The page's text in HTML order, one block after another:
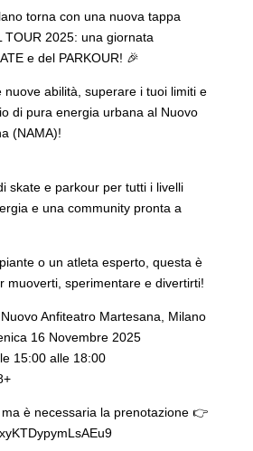
torna con una nuova tappa
TOUR 2025: una giornata
e del PARKOUR! 🎉
nuove abilità, superare i tuoi limiti e
di pura energia urbana al Nuovo
(NAMA)!
skate e parkour per tutti i livelli
e una community pronta a
o un atleta esperto, questa è
muoverti, sperimentare e divertirti!
Anfiteatro Martesana, Milano
16 Novembre 2025
15:00 alle 18:00
ma è necessaria la prenotazione 👉